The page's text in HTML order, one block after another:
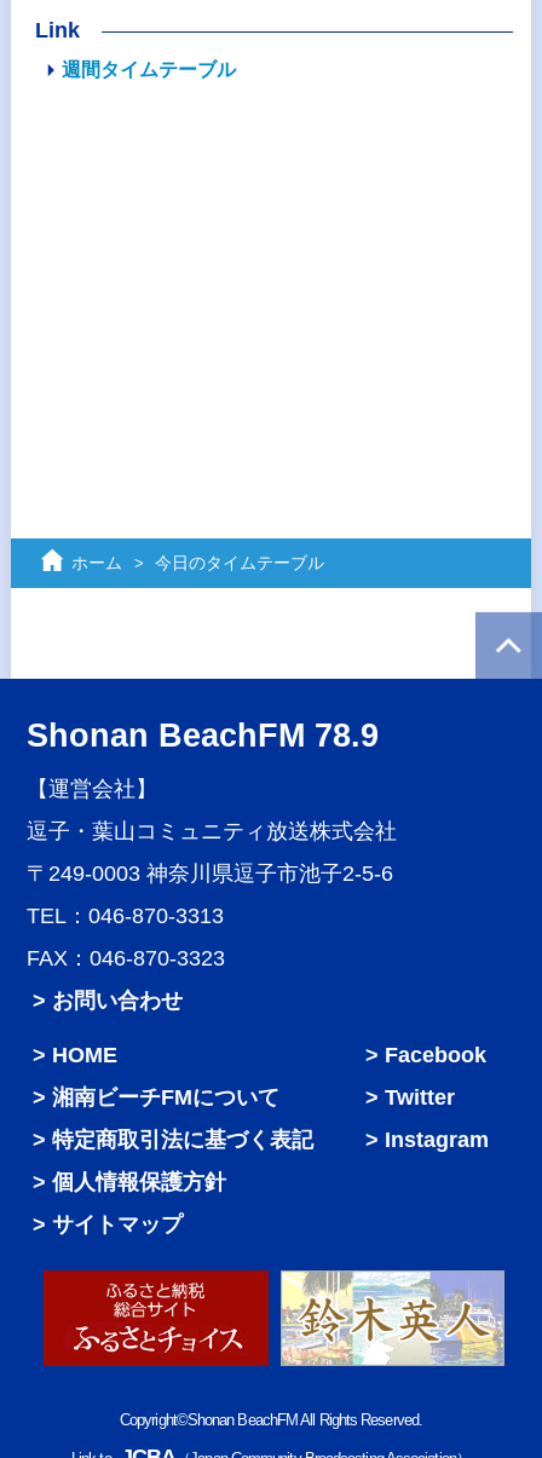
Link
週間タイムテーブル
ホーム 今日のタイムテーブル
Shonan BeachFM 78.9
【運営会社】
逗子・葉山コミュニティ放送株式会社
〒249-0003 神奈川県逗子市池子2-5-6
TEL：046-870-3313
FAX：046-870-3323
> お問い合わせ
HOME
湘南ビーチFMについて
特定商取引法に基づく表記
個人情報保護方針
サイトマップ
Facebook
Twitter
Instagram
Copyright©Shonan BeachFM All Rights Reserved.